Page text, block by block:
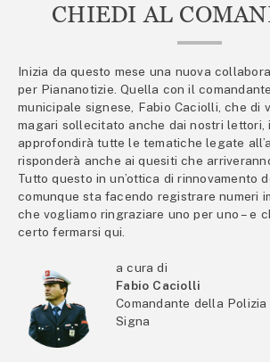
CHIEDI AL
Inizia da questo mese una nuova
per Piananotizie. Quella con il
municipale signese, Fabio Caciolli, che di
magari sollecitato anche dai nostri lettori,
approfondirà tutte le tematiche legate
risponderà anche ai quesiti che
Tutto questo in un’ottica di rinnovamento
comunque sta facendo registrare numeri
che vogliamo ringraziare uno per uno – e
certo fermarsi qui.
a cura di
Fabio Caciolli
Comandante della
Signa